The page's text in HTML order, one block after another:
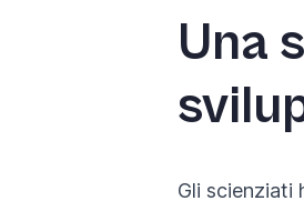
Una
Gli scienziati